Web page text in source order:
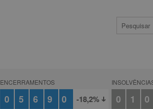
ENCERRAMENTOS
05690 -18,2%